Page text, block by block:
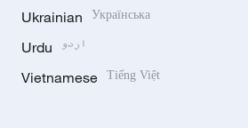
Ukrainian Українська
Urdu اردو
Vietnamese Tiếng Việt